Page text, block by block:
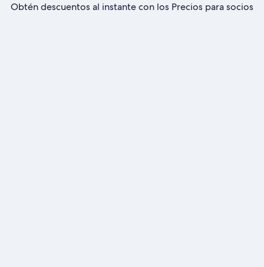
Obtén descuentos al instante con los Precios para socios